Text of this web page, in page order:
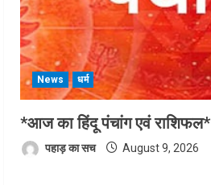
News धर्म
*आज का हिंदू पंचांग एवं राशिफल*
पहाड़ का सच August 9, 2026